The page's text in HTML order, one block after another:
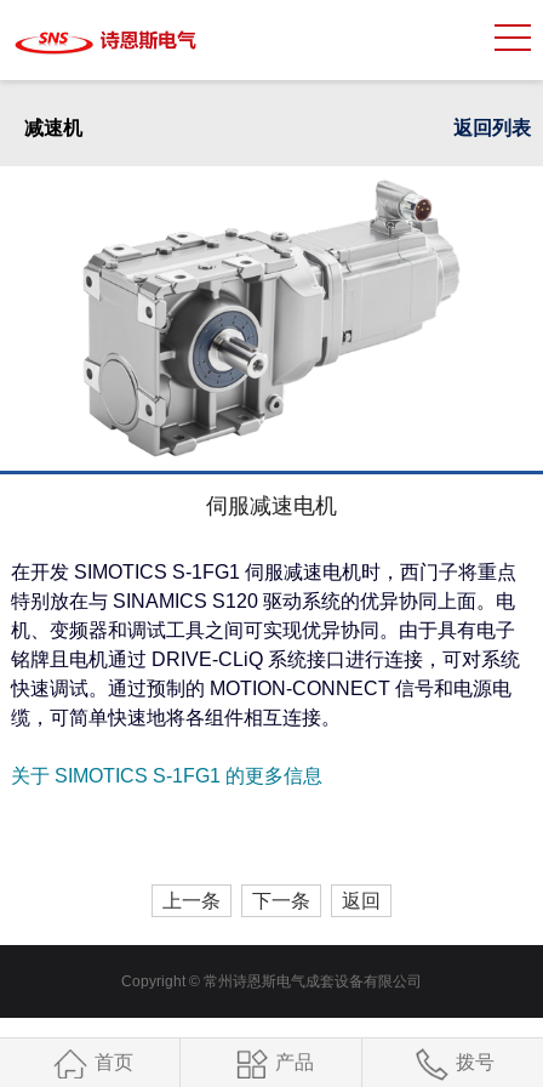
减速机 返回列表
伺服减速电机
在开发 SIMOTICS S-1FG1 伺服减速电机时，西门子将重点
特别放在与 SINAMICS S120 驱动系统的优异协同上面。电
机、变频器和调试工具之间可实现优异协同。由于具有电子
铭牌且电机通过 DRIVE-CLiQ 系统接口进行连接，可对系统
快速调试。通过预制的 MOTION-CONNECT 信号和电源电
缆，可简单快速地将各组件相互连接。
关于 SIMOTICS S-1FG1 的更多信息
上一条 下一条 返回
Copyright © 常州诗恩斯电气成套设备有限公司
首页 产品 拨号